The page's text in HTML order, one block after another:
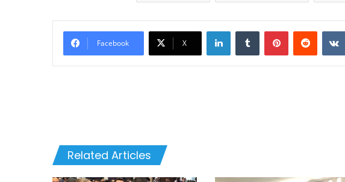
Facebook X
LinkedInTumblr PinterestReddit
Related Articles